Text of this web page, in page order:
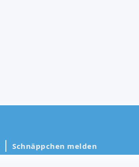
Schnäppchen melden